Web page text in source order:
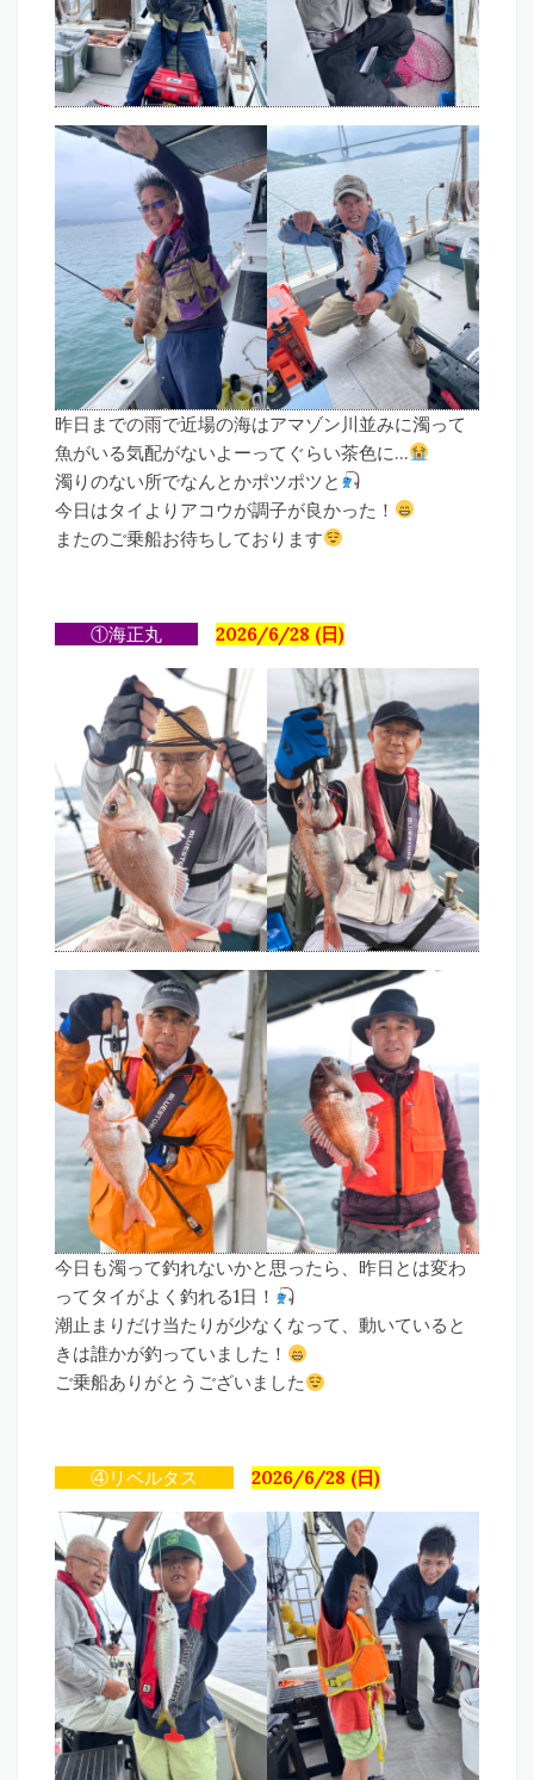
昨日までの雨で近場の海はアマゾン川並みに濁って
魚がいる気配がないよーってぐらい茶色に…
濁りのない所でなんとかポツポツと
今日はタイよりアコウが調子が良かった！
またのご乗船お待ちしております
①海正丸 2026/6/28 (日)
今日も濁って釣れないかと思ったら、昨日とは変わ
ってタイがよく釣れる1日！
潮止まりだけ当たりが少なくなって、動いていると
きは誰かが釣っていました！
ご乗船ありがとうございました
④リベルタス 2026/6/28 (日)